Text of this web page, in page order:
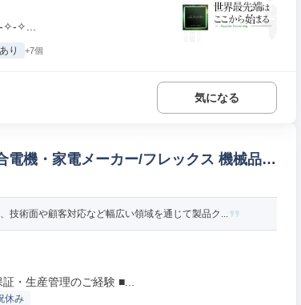
✧...
り +7個
気になる
電機・家電メーカー/フレックス 機械品質
技術面や顧客対応など幅広い領域を通じて製品ク...
・生産管理のご経験 ■...
休み